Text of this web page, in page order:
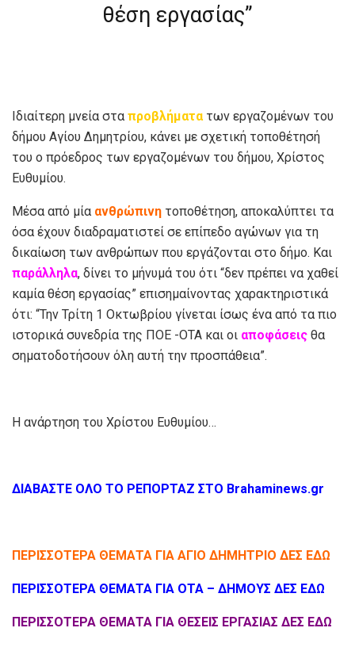
θέση εργασίας”
Ιδιαίτερη μνεία στα προβλήματα των εργαζομένων του
δήμου Αγίου Δημητρίου, κάνει με σχετική τοποθέτησή
του ο πρόεδρος των εργαζομένων του δήμου, Χρίστος
Ευθυμίου.
Μέσα από μία ανθρώπινη τοποθέτηση, αποκαλύπτει τα
όσα έχουν διαδραματιστεί σε επίπεδο αγώνων για τη
δικαίωση των ανθρώπων που εργάζονται στο δήμο. Και
παράλληλα, δίνει το μήνυμά του ότι “δεν πρέπει να χαθεί
καμία θέση εργασίας” επισημαίνοντας χαρακτηριστικά
ότι: “Την Τρίτη 1 Οκτωβρίου γίνεται ίσως ένα από τα πιο
ιστορικά συνεδρία της ΠΟΕ -ΟΤΑ και οι αποφάσεις θα
σηματοδοτήσουν όλη αυτή την προσπάθεια”.
Η ανάρτηση του Χρίστου Ευθυμίου…
ΔΙΑΒΑΣΤΕ ΟΛΟ ΤΟ ΡΕΠΟΡΤΑZ ΣΤΟ Brahaminews.gr
ΠΕΡΙΣΣΟΤΕΡΑ ΘΕΜΑΤΑ ΓΙΑ ΑΓΙΟ ΔΗΜΗΤΡΙΟ ΔΕΣ ΕΔΩ
ΠΕΡΙΣΣΟΤΕΡΑ ΘΕΜΑΤΑ ΓΙΑ ΟΤΑ – ΔΗΜΟΥΣ ΔΕΣ ΕΔΩ
ΠΕΡΙΣΣΟΤΕΡΑ ΘΕΜΑΤΑ ΓΙΑ ΘΕΣΕΙΣ ΕΡΓΑΣΙΑΣ ΔΕΣ ΕΔΩ